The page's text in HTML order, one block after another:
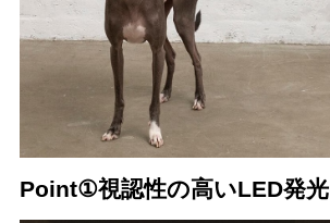
Point①視認性の高いLED発光